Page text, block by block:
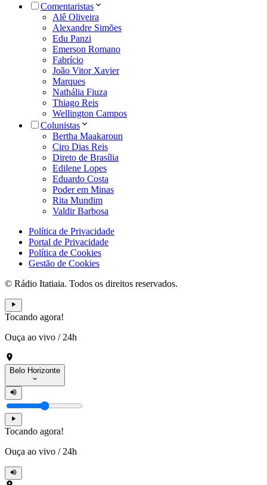
Comentaristas
Alê Oliveira
Alexandre Simões
Edu Panzi
Emerson Romano
Fabrício
João Vitor Xavier
Marques
Nathália Fiuza
Thiago Reis
Wellington Campos
Colunistas
Bertha Maakaroun
Ciro Dias Reis
Direto de Brasília
Edilene Lopes
Eduardo Costa
Poder em Minas
Rita Mundim
Valdir Barbosa
Política de Privacidade
Portal de Privacidade
Política de Cookies
Gestão de Cookies
© Rádio Itatiaia. Todos os direitos reservados.
Tocando agora!
Ouça ao vivo / 24h
Belo Horizonte
Tocando agora!
Ouça ao vivo / 24h